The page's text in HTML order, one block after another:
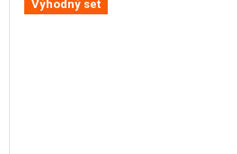
Výhodný set